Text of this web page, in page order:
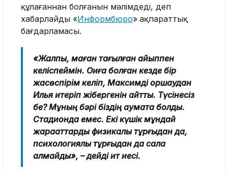
құлағаннан болғанын мәлімдеді, деп
хабарлайды «Информбюро» ақпараттық
бағдарламасы.
«Жалпы, маған тағылған айыппен
келіспеймін. Оқиға болған кезде бір
жасөспірім келіп, Максимді қоршаудан
Илья итеріп жібергенін айтты. Түсінесіз
бе? Мұның бәрі біздің аумақта болды.
Стадионда емес. Екі күшік мұндай
жарақаттарды физикалық тұрғыдан да,
психологиялық тұрғыдан да сала
алмайды», – дейді ит иесі.